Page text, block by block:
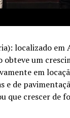
localizado em
obteve um
em
e de
que crescer de